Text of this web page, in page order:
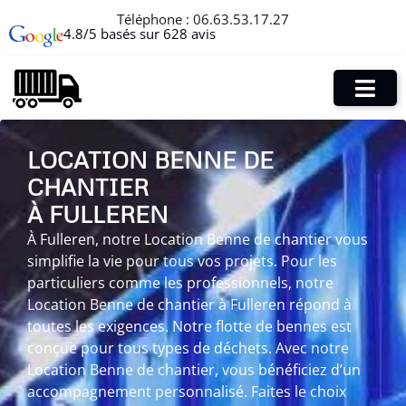
Téléphone : 06.63.53.17.27
4.8/5 basés sur 628 avis
LOCATION BENNE DE
CHANTIER
À FULLEREN
À Fulleren, notre Location Benne de chantier vous
simplifie la vie pour tous vos projets. Pour les
particuliers comme les professionnels, notre
Location Benne de chantier à Fulleren répond à
toutes les exigences. Notre flotte de bennes est
conçue pour tous types de déchets. Avec notre
Location Benne de chantier, vous bénéficiez d’un
accompagnement personnalisé. Faites le choix